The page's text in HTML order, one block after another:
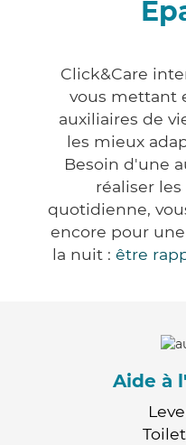
Click&Care
vous mettant
auxiliaires de
les mieux
Besoin d'une
réaliser
quotidienne,
encore pour
la nuit : être
Aide à